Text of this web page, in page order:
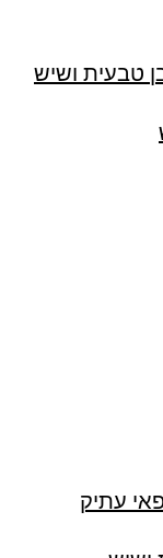
טבעית ושיש
עתיק